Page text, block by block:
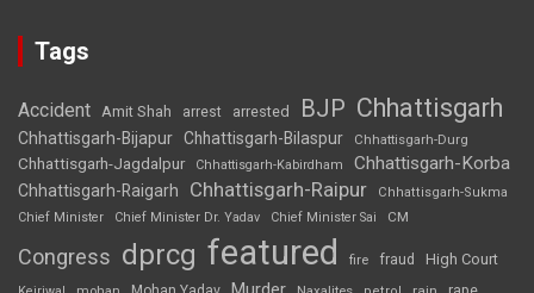
Tags
Accident Amit Shah arrest arrested BJP Chhattisgarh
Chhattisgarh-Bijapur Chhattisgarh-Bilaspur Chhattisgarh-Durg
Chhattisgarh-Jagdalpur Chhattisgarh-Kabirdham Chhattisgarh-Korba
Chhattisgarh-Raigarh Chhattisgarh-Raipur
Chhattisgarh-Sukma
Chief Minister
Chief Minister Dr. Yadav Chief Minister Sai CM
Congress dprcg featured fire fraud High Court